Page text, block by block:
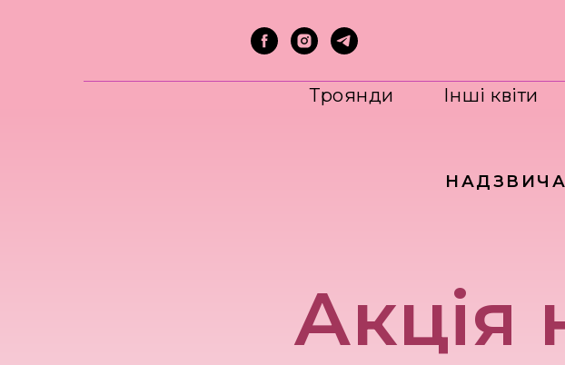
Троянди Інші квіти
Акція